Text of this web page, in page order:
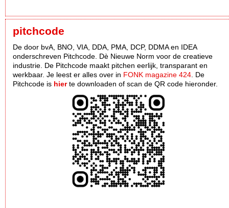
pitchcode
De door bvA, BNO, VIA, DDA, PMA, DCP, DDMA en IDEA
onderschreven Pitchcode. Dè Nieuwe Norm voor de creatieve
industrie. De Pitchcode maakt pitchen eerlijk, transparant en
werkbaar. Je leest er alles over in FONK magazine 424 . De
Pitchcode is hierte downloaden of scan de QR code hieronder.